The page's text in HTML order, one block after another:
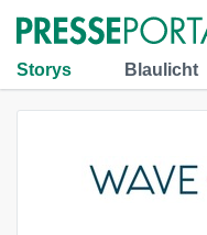
Storys Blaulicht